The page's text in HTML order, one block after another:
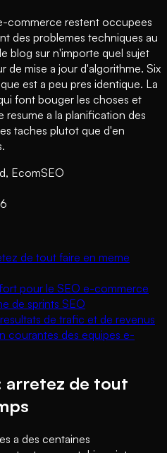
commerce restent occupees
des problemes techniques au
blog sur n'importe quel sujet
de mise a jour d'algorithme. Six
est a peu pres identique. La
font bouger les choses et
a la planification des
taches plutot que d'en
EcomSEO
de tout faire en meme
pour le SEO e-commerce
de sprints SEO
de trafic et de revenus
courantes des equipes e-
arretez de tout
a des centaines